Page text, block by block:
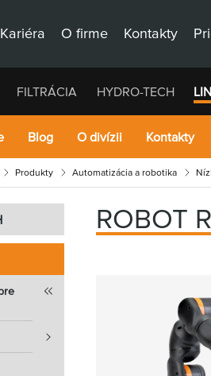
Kariéra O firme Kontakty
FILTRÁCIA HYDRO-TECH
Blog O divízii Kontakty
Produkty Automatizácia a robotika
ROBOT